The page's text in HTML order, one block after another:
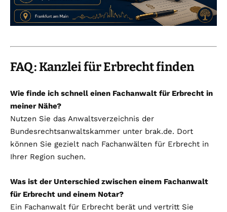
FAQ: Kanzlei für Erbrecht finden
Wie finde ich schnell einen Fachanwalt für Erbrecht in
meiner Nähe?
Nutzen Sie das Anwaltsverzeichnis der
Bundesrechtsanwaltskammer unter brak.de. Dort
können Sie gezielt nach Fachanwälten für Erbrecht in
Ihrer Region suchen.
Was ist der Unterschied zwischen einem Fachanwalt
für Erbrecht und einem Notar?
Ein Fachanwalt für Erbrecht berät und vertritt Sie